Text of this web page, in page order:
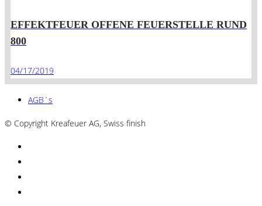
EFFEKTFEUER OFFENE FEUERSTELLE RUND
800
04/17/2019
AGB´s
© Copyright Kreafeuer AG, Swiss finish